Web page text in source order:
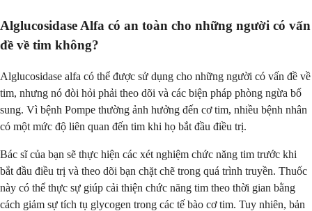
Alglucosidase Alfa có an toàn cho những người có vấn
đề về tim không?
Alglucosidase alfa có thể được sử dụng cho những người có vấn đề về
tim, nhưng nó đòi hỏi phải theo dõi và các biện pháp phòng ngừa bổ
sung. Vì bệnh Pompe thường ảnh hưởng đến cơ tim, nhiều bệnh nhân
có một mức độ liên quan đến tim khi họ bắt đầu điều trị.
Bác sĩ của bạn sẽ thực hiện các xét nghiệm chức năng tim trước khi
bắt đầu điều trị và theo dõi bạn chặt chẽ trong quá trình truyền. Thuốc
này có thể thực sự giúp cải thiện chức năng tim theo thời gian bằng
cách giảm sự tích tụ glycogen trong các tế bào cơ tim. Tuy nhiên, bản